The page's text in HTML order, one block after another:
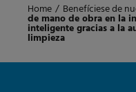
Home / Benefíciese de
de mano de obra en la
inteligente gracias a la
limpieza